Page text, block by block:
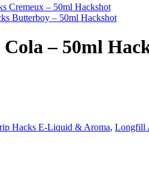
Cremeux – 50ml Hackshot
Butterboy – 50ml Hackshot
– 50ml
Hacks E-Liquid & Aroma, Longfill